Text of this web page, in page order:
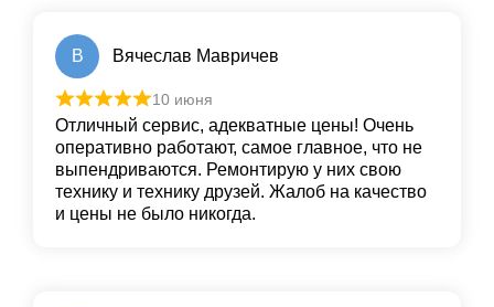
В Вячеслав Мавричев
10 июня
Отличный сервис, адекватные цены! Очень
оперативно работают, самое главное, что не
выпендриваются. Ремонтирую у них свою
технику и технику друзей. Жалоб на качество
и цены не было никогда.